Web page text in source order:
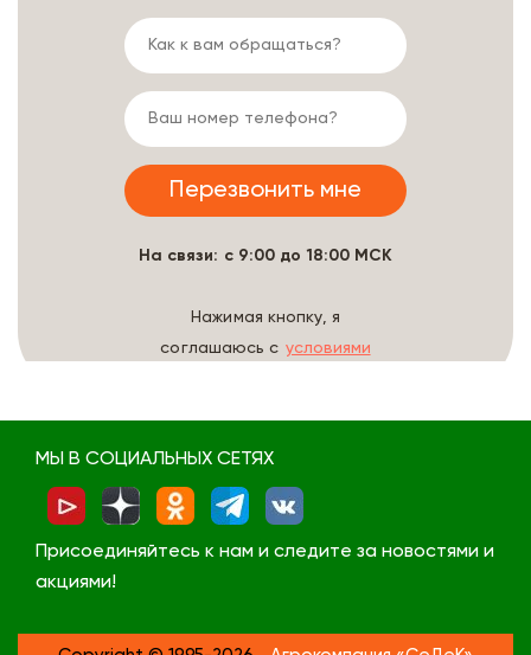
На связи: с 9:00 до 18:00 МСК
Нажимая кнопку, я
соглашаюсь с условиями
МЫ В СОЦИАЛЬНЫХ СЕТЯХ
Присоединяйтесь к нам и следите за новостями и
акциями!